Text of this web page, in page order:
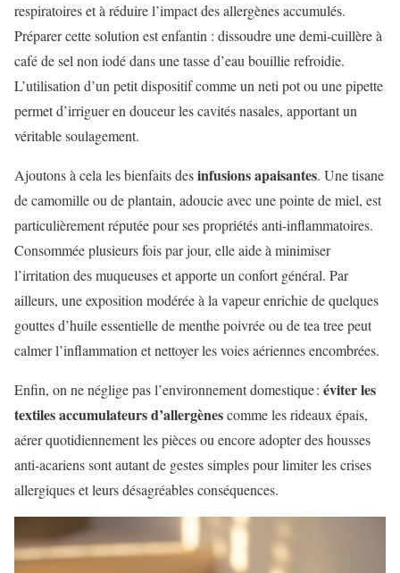
respiratoires et à réduire l’impact des allergènes accumulés.
Préparer cette solution est enfantin : dissoudre une demi-cuillère à
café de sel non iodé dans une tasse d’eau bouillie refroidie.
L’utilisation d’un petit dispositif comme un neti pot ou une pipette
permet d’irriguer en douceur les cavités nasales, apportant un
véritable soulagement.
Ajoutons à cela les bienfaits desinfusions apaisantes. Une tisane
de camomille ou de plantain, adoucie avec une pointe de miel, est
particulièrement réputée pour ses propriétés anti-inflammatoires.
Consommée plusieurs fois par jour, elle aide à minimiser
l’irritation des muqueuses et apporte un confort général. Par
ailleurs, une exposition modérée à la vapeur enrichie de quelques
gouttes d’huile essentielle de menthe poivrée ou de tea tree peut
calmer l’inflammation et nettoyer les voies aériennes encombrées.
Enfin, on ne néglige pas l’environnement domestique : éviter les
textiles accumulateurs d’allergènescomme les rideaux épais,
aérer quotidiennement les pièces ou encore adopter des housses
anti-acariens sont autant de gestes simples pour limiter les crises
allergiques et leurs désagréables conséquences.